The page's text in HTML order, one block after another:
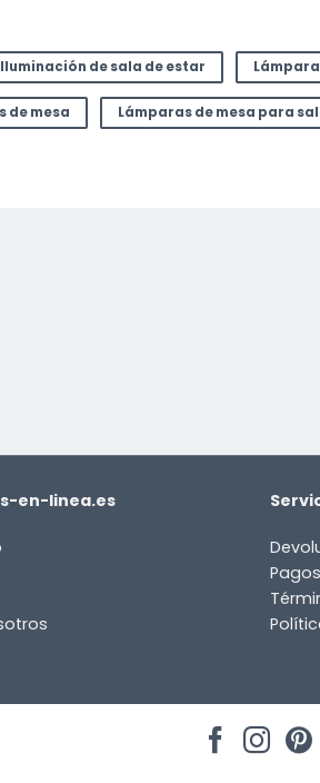
Iluminación de sala de estar
de mesa Lámparas de mesa para
en-linea.es